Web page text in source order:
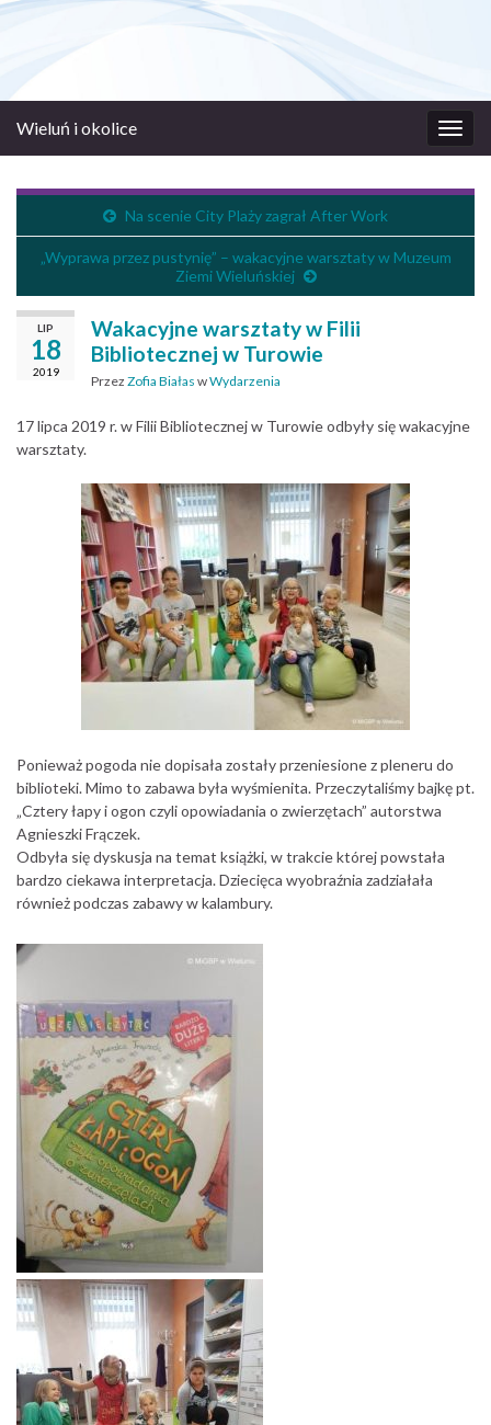
Wieluń i okolice
Na scenie City Plaży zagrał After Work
„Wyprawa przez pustynię” – wakacyjne warsztaty w Muzeum
Ziemi Wieluńskiej
LIP
18
2019
Wakacyjne warsztaty w Filii
Bibliotecznej w Turowie
Przez Zofia Białas wWydarzenia
17 lipca 2019 r. w Filii Bibliotecznej w Turowie odbyły się wakacyjne
warsztaty.
Ponieważ pogoda nie dopisała zostały przeniesione z pleneru do
biblioteki. Mimo to zabawa była wyśmienita. Przeczytaliśmy bajkę pt.
„Cztery łapy i ogon czyli opowiadania o zwierzętach” autorstwa
Agnieszki Frączek.
Odbyła się dyskusja na temat książki, w trakcie której powstała
bardzo ciekawa interpretacja. Dziecięca wyobraźnia zadziałała
również podczas zabawy w kalambury.